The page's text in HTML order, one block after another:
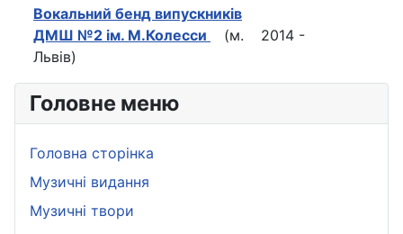
Головне меню
Головна сторінка
Музичні видання
Музичні твори
Вокальний бенд випускникiв
ДМШ №2 iм. М.Колесси
(м.
Львiв)
2014 -